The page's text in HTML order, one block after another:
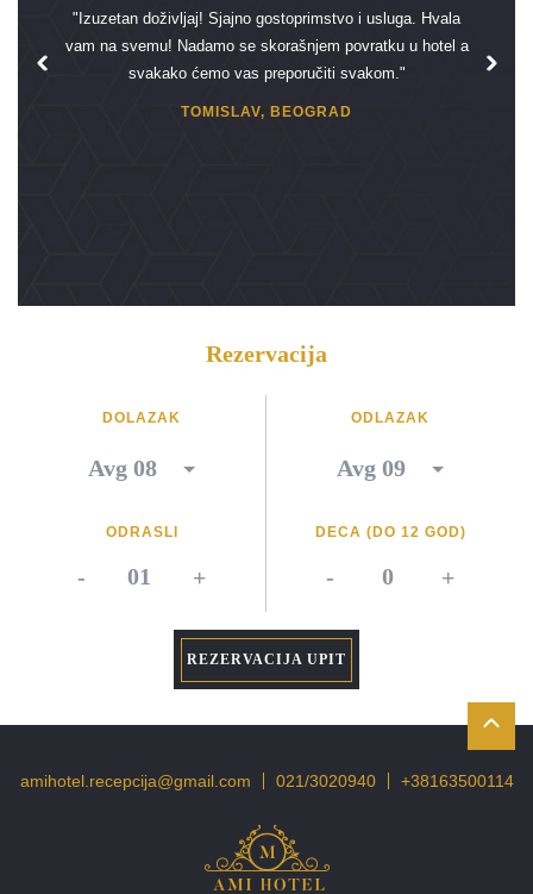
"Izuzetan doživljaj! Sjajno gostoprimstvo i usluga. Hvala
vam na svemu! Nadamo se skorašnjem povratku u hotel a
svakako ćemo vas preporučiti svakom."
TOMISLAV, BEOGRAD
Rezervacija
DOLAZAK ODLAZAK
ODRASLI
- +
DECA (DO 12 GOD)
- +
REZERVACIJA UPIT
amihotel.recepcija@gmail.com 021/3020940 +38163500114